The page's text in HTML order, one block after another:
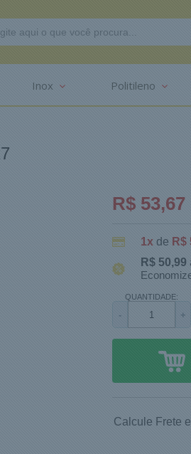
Inox Politileno
R$ 53,67
1x de R$
R$ 50,99
QUANTIDADE:
- +
Calcule Frete